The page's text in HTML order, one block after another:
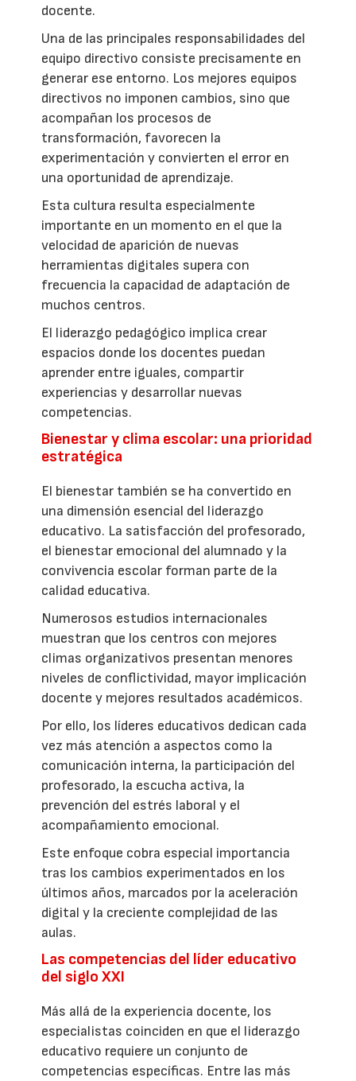
docente.
Una de las principales responsabilidades del
equipo directivo consiste precisamente en
generar ese entorno. Los mejores equipos
directivos no imponen cambios, sino que
acompañan los procesos de
transformación, favorecen la
experimentación y convierten el error en
una oportunidad de aprendizaje.
Esta cultura resulta especialmente
importante en un momento en el que la
velocidad de aparición de nuevas
herramientas digitales supera con
frecuencia la capacidad de adaptación de
muchos centros.
El liderazgo pedagógico implica crear
espacios donde los docentes puedan
aprender entre iguales, compartir
experiencias y desarrollar nuevas
competencias.
Bienestar y clima escolar: una prioridad
estratégica
El bienestar también se ha convertido en
una dimensión esencial del liderazgo
educativo. La satisfacción del profesorado,
el bienestar emocional del alumnado y la
convivencia escolar forman parte de la
calidad educativa.
Numerosos estudios internacionales
muestran que los centros con mejores
climas organizativos presentan menores
niveles de conflictividad, mayor implicación
docente y mejores resultados académicos.
Por ello, los líderes educativos dedican cada
vez más atención a aspectos como la
comunicación interna, la participación del
profesorado, la escucha activa, la
prevención del estrés laboral y el
acompañamiento emocional.
Este enfoque cobra especial importancia
tras los cambios experimentados en los
últimos años, marcados por la aceleración
digital y la creciente complejidad de las
aulas.
Las competencias del líder educativo
del siglo XXI
Más allá de la experiencia docente, los
especialistas coinciden en que el liderazgo
educativo requiere un conjunto de
competencias específicas. Entre las más